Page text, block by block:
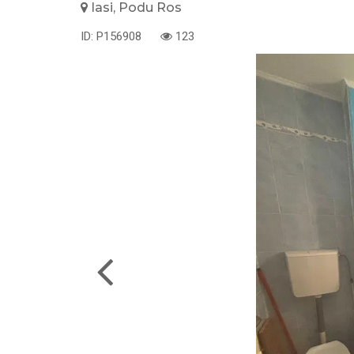
Iasi, Podu Ros
ID: P156908 123